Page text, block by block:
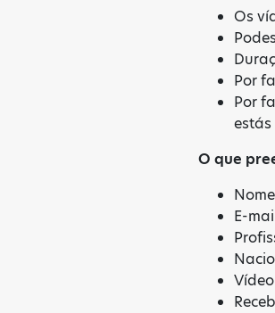
Os
Por
Por
O que
Nome
E-
Vídeo